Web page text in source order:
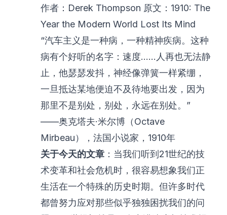
作者：Derek Thompson 原文： 1910: The
Year the Modern World Lost Its Mind
“汽车主义是一种病，一种精神疾病。这种
病有个好听的名字：速度……人再也无法静
止，他瑟瑟发抖，神经像弹簧一样紧绷，
一旦抵达某地便迫不及待地要出发，因为
那里不是别处，别处，永远在别处。”
——奥克塔夫·米尔博（Octave
Mirbeau），法国小说家，1910年
关于今天的文章 ：当我们听到21世纪的技
术变革和社会危机时，很容易想象我们正
生活在一个特殊的历史时期。但许多时代
都曾努力应对那些似乎独独困扰我们的问